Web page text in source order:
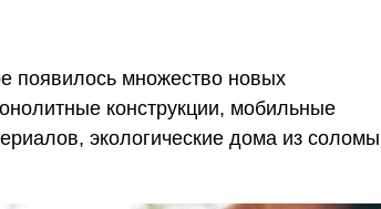
появилось множество новых
конструкции, мобильные
экологические дома из